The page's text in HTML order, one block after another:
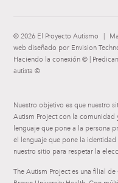
© 2026 El Proyecto Autismo
web diseñado por Envision
Haciendo la conexión © |
autista ©
Nuestro objetivo es que nuestro
Autism Project con la comunidad
lenguaje que pone a la persona
el lenguaje que pone la
nuestro sitio para respetar la
The Autism Project es una filial